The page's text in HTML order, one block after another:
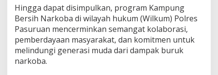
n
B
a
r
a
n
Hingga dapat disimpulkan, program Kampung
Bersih Narkoba di wilayah hukum (Wilkum) Polres
Pasuruan mencerminkan semangat kolaborasi,
pemberdayaan masyarakat, dan komitmen untuk
melindungi generasi muda dari dampak buruk
narkoba.